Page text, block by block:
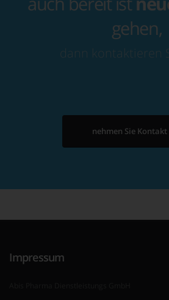
gehen,
dann kontaktieren
nehmen Sie
Impressum